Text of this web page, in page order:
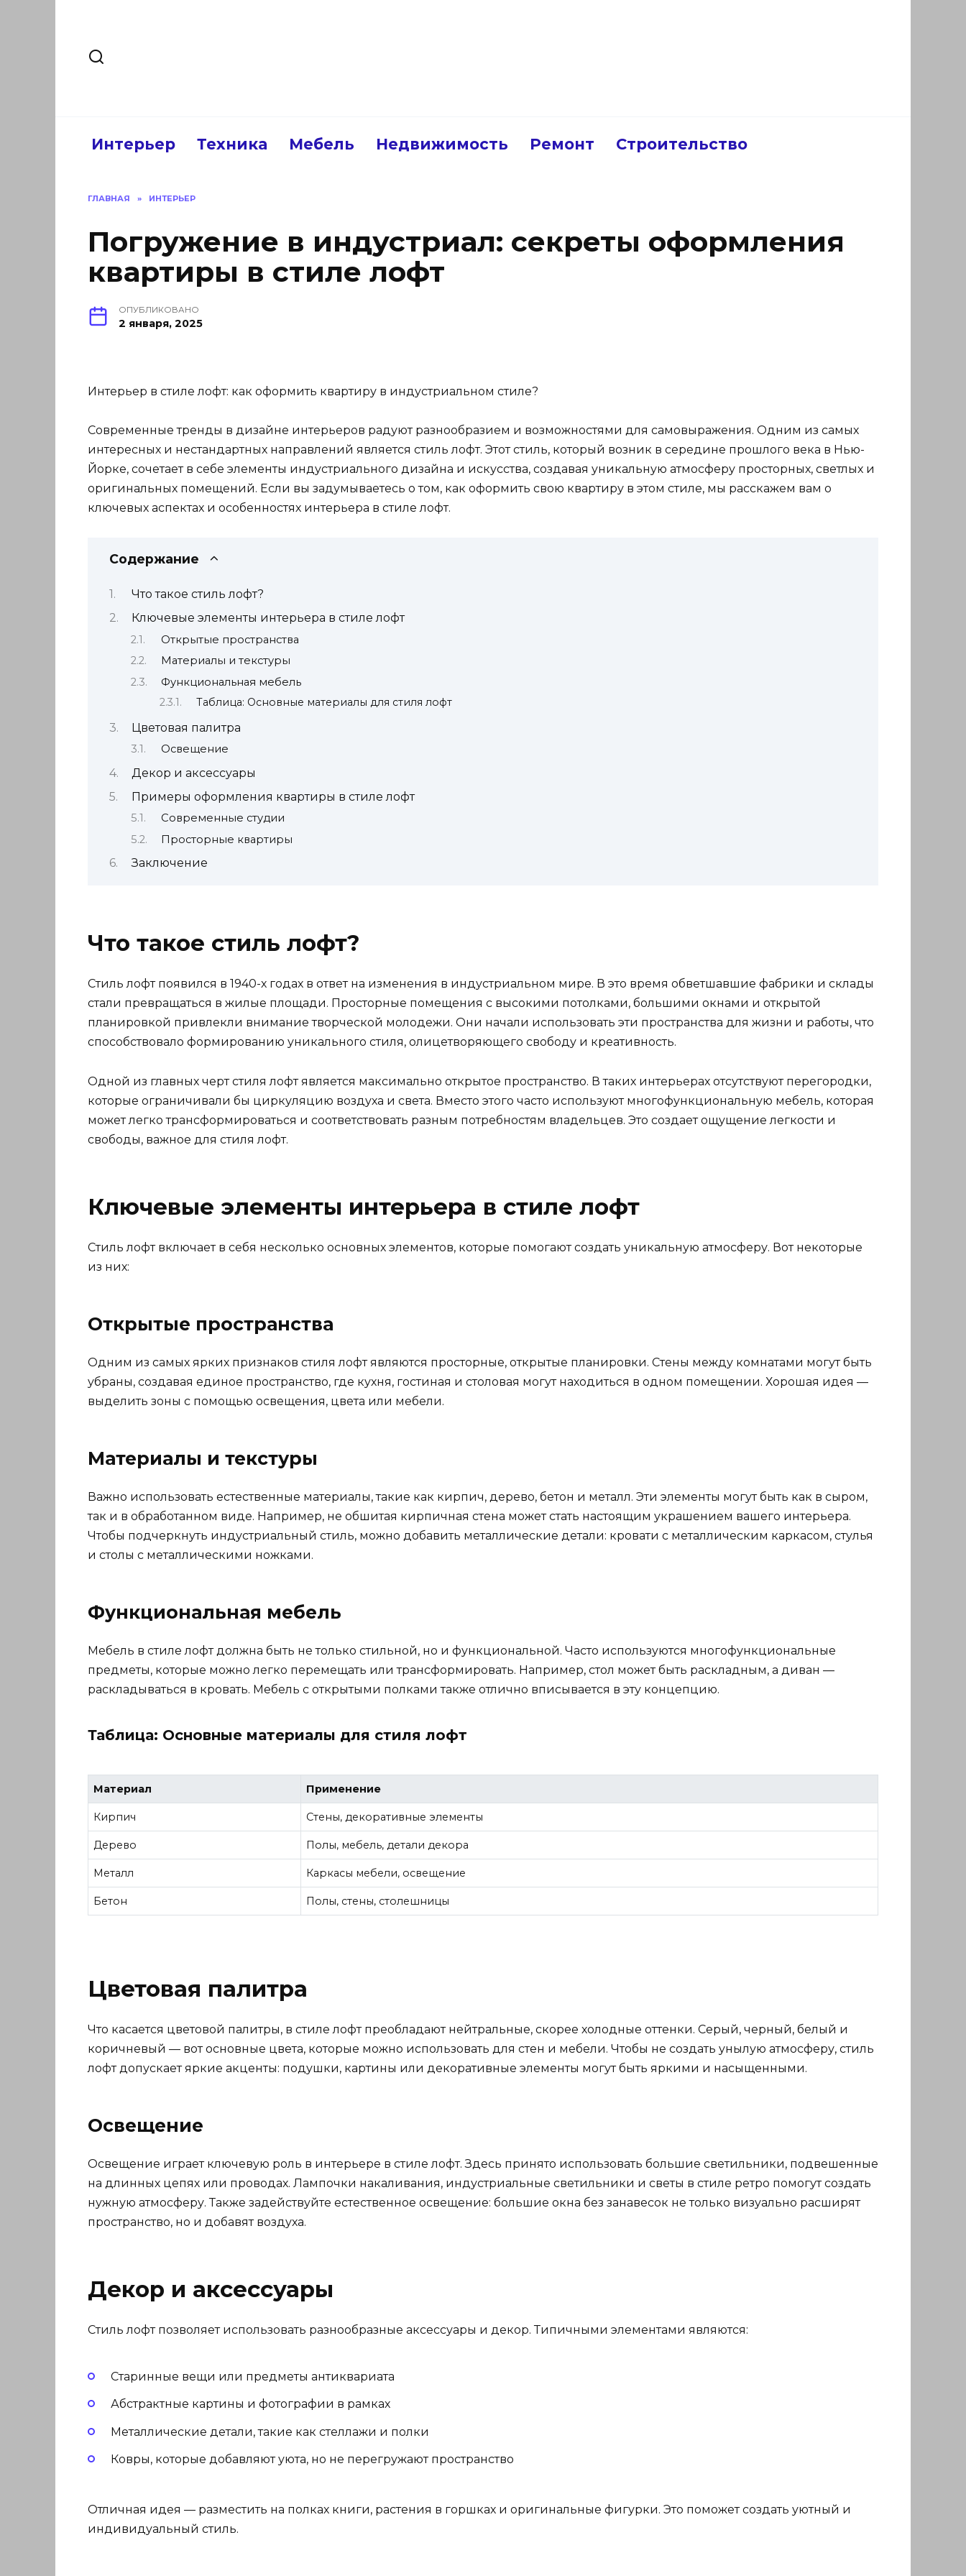
Интерьер Техника Мебель Недвижимость Ремонт Строительство
ГЛАВНАЯ » ИНТЕРЬЕР
Погружение в индустриал: секреты оформления
квартиры в стиле лофт
ОПУБЛИКОВАНО
2 января, 2025
Интерьер в стиле лофт: как оформить квартиру в индустриальном стиле?
Современные тренды в дизайне интерьеров радуют разнообразием и возможностями для самовыражения. Одним из самых
интересных и нестандартных направлений является стиль лофт. Этот стиль, который возник в середине прошлого века в Нью-
Йорке, сочетает в себе элементы индустриального дизайна и искусства, создавая уникальную атмосферу просторных, светлых и
оригинальных помещений. Если вы задумываетесь о том, как оформить свою квартиру в этом стиле, мы расскажем вам о
ключевых аспектах и особенностях интерьера в стиле лофт.
Содержание
Что такое стиль лофт?
Ключевые элементы интерьера в стиле лофт
Открытые пространства
Материалы и текстуры
Функциональная мебель
Таблица: Основные материалы для стиля лофт
Цветовая палитра
Освещение
Декор и аксессуары
Примеры оформления квартиры в стиле лофт
Современные студии
Просторные квартиры
Заключение
Что такое стиль лофт?
Стиль лофт появился в 1940-х годах в ответ на изменения в индустриальном мире. В это время обветшавшие фабрики и склады
стали превращаться в жилые площади. Просторные помещения с высокими потолками, большими окнами и открытой
планировкой привлекли внимание творческой молодежи. Они начали использовать эти пространства для жизни и работы, что
способствовало формированию уникального стиля, олицетворяющего свободу и креативность.
Одной из главных черт стиля лофт является максимально открытое пространство. В таких интерьерах отсутствуют перегородки,
которые ограничивали бы циркуляцию воздуха и света. Вместо этого часто используют многофункциональную мебель, которая
может легко трансформироваться и соответствовать разным потребностям владельцев. Это создает ощущение легкости и
свободы, важное для стиля лофт.
Ключевые элементы интерьера в стиле лофт
Стиль лофт включает в себя несколько основных элементов, которые помогают создать уникальную атмосферу. Вот некоторые
из них:
Открытые пространства
Одним из самых ярких признаков стиля лофт являются просторные, открытые планировки. Стены между комнатами могут быть
убраны, создавая единое пространство, где кухня, гостиная и столовая могут находиться в одном помещении. Хорошая идея —
выделить зоны с помощью освещения, цвета или мебели.
Материалы и текстуры
Важно использовать естественные материалы, такие как кирпич, дерево, бетон и металл. Эти элементы могут быть как в сыром,
так и в обработанном виде. Например, не обшитая кирпичная стена может стать настоящим украшением вашего интерьера.
Чтобы подчеркнуть индустриальный стиль, можно добавить металлические детали: кровати с металлическим каркасом, стулья
и столы с металлическими ножками.
Функциональная мебель
Мебель в стиле лофт должна быть не только стильной, но и функциональной. Часто используются многофункциональные
предметы, которые можно легко перемещать или трансформировать. Например, стол может быть раскладным, а диван —
раскладываться в кровать. Мебель с открытыми полками также отлично вписывается в эту концепцию.
Таблица: Основные материалы для стиля лофт
Материал Применение
Кирпич Стены, декоративные элементы
Дерево Полы, мебель, детали декора
Металл Каркасы мебели, освещение
Бетон Полы, стены, столешницы
Цветовая палитра
Что касается цветовой палитры, в стиле лофт преобладают нейтральные, скорее холодные оттенки. Серый, черный, белый и
коричневый — вот основные цвета, которые можно использовать для стен и мебели. Чтобы не создать унылую атмосферу, стиль
лофт допускает яркие акценты: подушки, картины или декоративные элементы могут быть яркими и насыщенными.
Освещение
Освещение играет ключевую роль в интерьере в стиле лофт. Здесь принято использовать большие светильники, подвешенные
на длинных цепях или проводах. Лампочки накаливания, индустриальные светильники и светы в стиле ретро помогут создать
нужную атмосферу. Также задействуйте естественное освещение: большие окна без занавесок не только визуально расширят
пространство, но и добавят воздуха.
Декор и аксессуары
Стиль лофт позволяет использовать разнообразные аксессуары и декор. Типичными элементами являются:
Старинные вещи или предметы антиквариата
Абстрактные картины и фотографии в рамках
Металлические детали, такие как стеллажи и полки
Ковры, которые добавляют уюта, но не перегружают пространство
Отличная идея — разместить на полках книги, растения в горшках и оригинальные фигурки. Это поможет создать уютный и
индивидуальный стиль.